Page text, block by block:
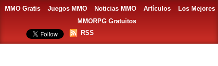
MMO Gratis Juegos MMO Noticias MMO Artículos
Los Mejores
MMORPG Gratuitos
RSS